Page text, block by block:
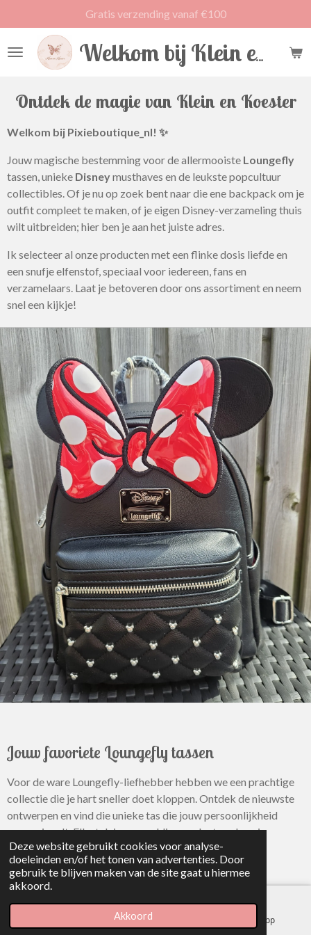
Deze website gebruikt cookies voor analyse-
doeleinden en/of het tonen van advertenties. Door
gebruik te blijven maken van de site gaat u hiermee
akkoord.
Akkoord
direct
naar
Welkom bij Klein en Koester
Gratis verzending vanaf €100
Ontdek de magie van Klein en Koester
Welkom bij Pixieboutique_nl! ✨
Jouw magische bestemming voor de allermooiste Loungefly
tassen, unieke Disneymusthaves en de leukste popcultuur
collectibles. Of je nu op zoek bent naar die ene backpack om je
outfit compleet te maken, of je eigen Disney-verzameling thuis
wilt uitbreiden; hier ben je aan het juiste adres.
Ik selecteer al onze producten met een flinke dosis liefde en
een snufje elfenstof, speciaal voor iedereen, fans en
verzamelaars. Laat je betoveren door ons assortiment en neem
snel een kijkje!
Jouw favoriete Loungefly tassen
Voor de ware Loungefly-liefhebber hebben we een prachtige
collectie die je hart sneller doet kloppen. Ontdek de nieuwste
ontwerpen en vind die unieke tas die jouw persoonlijkheid
weerspiegelt. Elk stuk is zorgvuldig geselecteerd om je
verzameling compleet te maken.
Shop Loungefly
Facebook WhatsApp